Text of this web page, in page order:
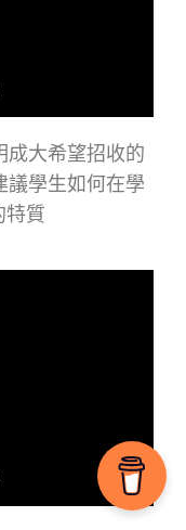
成大希望招收的
議學生如何在學
特質